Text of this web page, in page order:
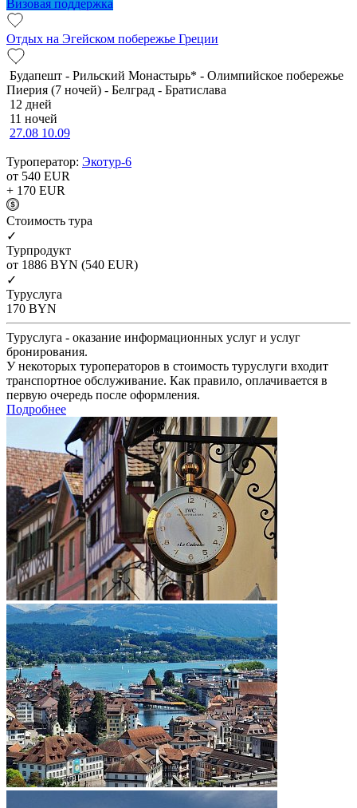
Визовая поддержка
Отдых на Эгейском побережье Греции
Будапешт - Рильский Монастырь* - Олимпийское побережье
Пиерия (7 ночей) - Белград - Братислава
12 дней
11 ночей
27.08 10.09
Туроператор: Экотур-6
от 540 EUR
+ 170 EUR
Cтоимость тура
✓
Турпродукт
от 1886 BYN (540 EUR)
✓
Туруслуга
170 BYN
Туруслуга - оказание информационных услуг и услуг
бронирования.
У некоторых туроператоров в стоимость туруслуги входит
транспортное обслуживание. Как правило, оплачивается в
первую очередь после оформления.
Подробнее